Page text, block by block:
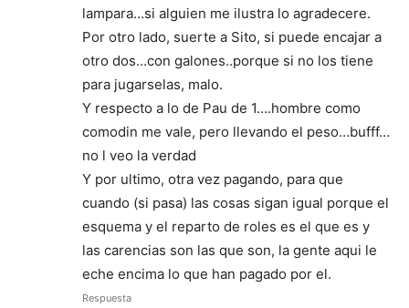
lampara…si alguien me ilustra lo agradecere.
Por otro lado, suerte a Sito, si puede encajar a
otro dos…con galones..porque si no los tiene
para jugarselas, malo.
Y respecto a lo de Pau de 1….hombre como
comodin me vale, pero llevando el peso…bufff…
no l veo la verdad
Y por ultimo, otra vez pagando, para que
cuando (si pasa) las cosas sigan igual porque el
esquema y el reparto de roles es el que es y
las carencias son las que son, la gente aqui le
eche encima lo que han pagado por el.
Respuesta